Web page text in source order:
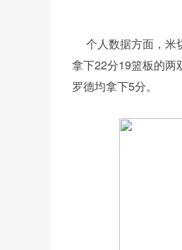
个人数据方面，米
拿下22分19篮板的两
罗德均拿下5分。